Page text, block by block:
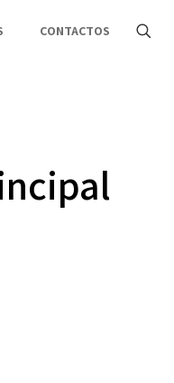
CONTACTOS